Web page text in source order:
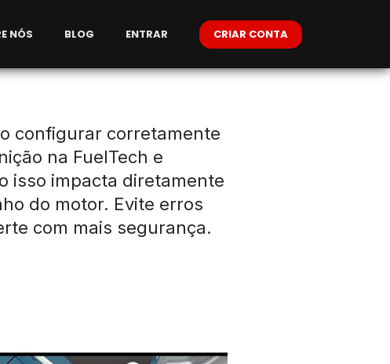
NÓS BLOG ENTRAR CRIAR CONTA
configurar corretamente
na FuelTech e
isso impacta diretamente
do motor. Evite erros
com mais segurança.